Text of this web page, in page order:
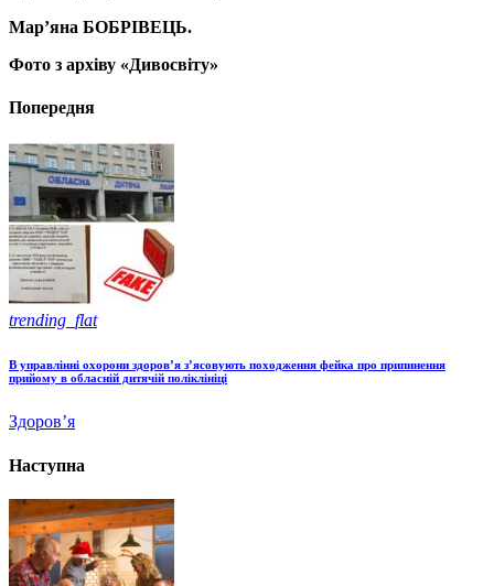
Мар’яна БОБРІВЕЦЬ.
Фото з архіву «Дивосвіту»
Попередня
trending_flat
В управлінні охорони здоров’я з’ясовують походження фейка про припинення
прийому в обласній дитячій поліклініці
Здоров’я
Наступна